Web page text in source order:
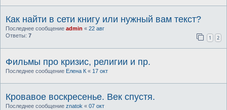
Как найти в сети книгу или нужный вам текст?
Последнее сообщение admin « 22 авг
Ответы: 7 1 2
Фильмы про кризис, религии и пр.
Последнее сообщение Елена К « 17 окт
Кровавое воскресенье. Век спустя.
Последнее сообщение znatok « 07 окт